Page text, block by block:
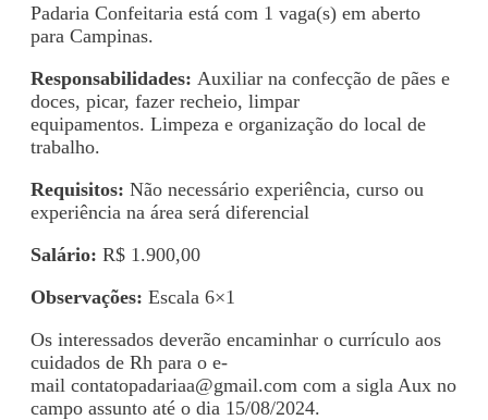
Padaria Confeitaria está com 1 vaga(s) em aberto
para Campinas.
Responsabilidades: Auxiliar na confecção de pães e
doces, picar, fazer recheio, limpar
equipamentos. Limpeza e organização do local de
trabalho.
Requisitos: Não necessário experiência, curso ou
experiência na área será diferencial
Salário: R$ 1.900,00
Observações: Escala 6×1
Os interessados deverão encaminhar o currículo aos
cuidados de Rh para o e-
mail contatopadariaa@gmail.com com a sigla Aux no
campo assunto até o dia 15/08/2024.